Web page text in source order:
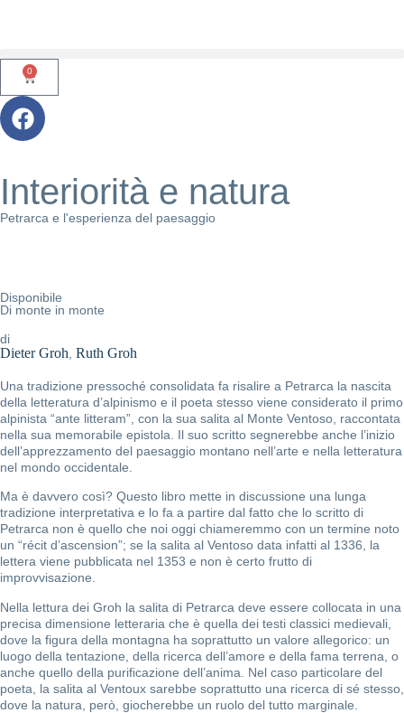
0
Interiorità e natura
Petrarca e l'esperienza del paesaggio
Disponibile
Di monte in monte
di
Dieter Groh Ruth Groh
Una tradizione pressoché consolidata fa risalire a Petrarca la nascita
della letteratura d’alpinismo e il poeta stesso viene considerato il primo
alpinista “ante litteram”, con la sua salita al Monte Ventoso, raccontata
nella sua memorabile epistola. Il suo scritto segnerebbe anche l’inizio
dell’apprezzamento del paesaggio montano nell’arte e nella letteratura
nel mondo occidentale.
Ma è davvero così? Questo libro mette in discussione una lunga
tradizione interpretativa e lo fa a partire dal fatto che lo scritto di
Petrarca non è quello che noi oggi chiameremmo con un termine noto
un “récit d’ascension”; se la salita al Ventoso data infatti al 1336, la
lettera viene pubblicata nel 1353 e non è certo frutto di
improvvisazione.
Nella lettura dei Groh la salita di Petrarca deve essere collocata in una
precisa dimensione letteraria che è quella dei testi classici medievali,
dove la figura della montagna ha soprattutto un valore allegorico: un
luogo della tentazione, della ricerca dell’amore e della fama terrena, o
anche quello della purificazione dell’anima. Nel caso particolare del
poeta, la salita al Ventoux sarebbe soprattutto una ricerca di sé stesso,
dove la natura, però, giocherebbe un ruolo del tutto marginale.